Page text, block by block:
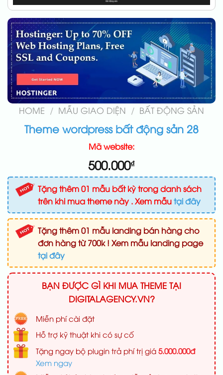
HOME / MẪU GIAO DIỆN / BẤT ĐỘNG SẢN
Theme wordpress bất động sản 28
Mã website:
500.000₫
Tặng thêm 01 mẫu bất kỳ trong danh sách
trên khi mua theme này . Xem mẫutại đây
Tặng thêm 01 mẫu landing bán hàng cho
đơn hàng từ 700k ! Xem mẫu landing page
tại đây
BẠN ĐƯỢC GÌ KHI MUA THEME TẠI
DIGITALAGENCY.VN?
Miễn phí cài đặt
Hỗ trợ kỹ thuật khi có sự cố
Tặng ngay bộ plugin trả phí trị giá 5.000.000đ
Xem ngay